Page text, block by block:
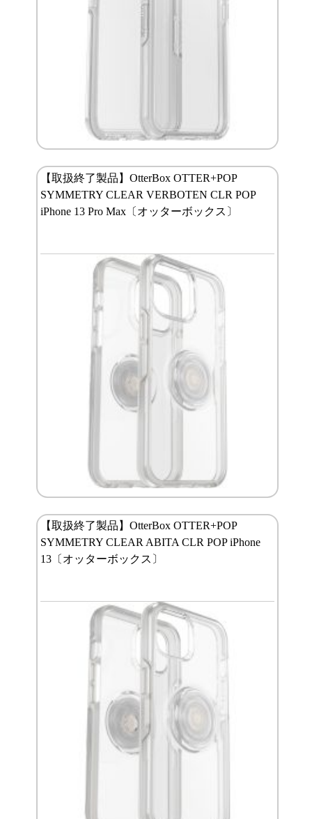
【取扱終了製品】OtterBox OTTER+POP
SYMMETRY CLEAR VERBOTEN CLR POP
iPhone 13 Pro Max〔オッターボックス〕
【取扱終了製品】OtterBox OTTER+POP
SYMMETRY CLEAR ABITA CLR POP iPhone
13〔オッターボックス〕